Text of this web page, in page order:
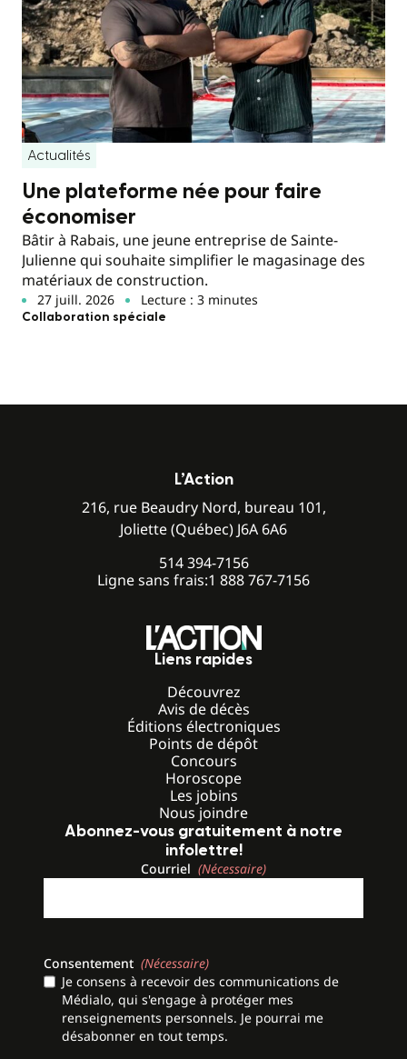
Actualités
Une plateforme née pour faire
économiser
Bâtir à Rabais, une jeune entreprise de Sainte-
Julienne qui souhaite simplifier le magasinage des
matériaux de construction.
27 juill. 2026 Lecture : 3 minutes
Collaboration spéciale
L’Action
216, rue Beaudry Nord, bureau 101,
Joliette (Québec) J6A 6A6
514 394-7156
Ligne sans frais:1 888 767-7156
Liens rapides
Découvrez
Avis de décès
Éditions électroniques
Points de dépôt
Concours
Horoscope
Les jobins
Nous joindre
Abonnez-vous gratuitement à notre
infolettre!
Courriel (Nécessaire)
Consentement (Nécessaire)
Je consens à recevoir des communications de
Médialo, qui s'engage à protéger mes
renseignements personnels. Je pourrai me
désabonner en tout temps.